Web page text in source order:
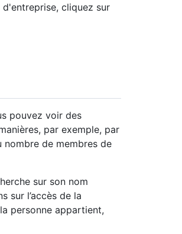
cliquez sur
pouvez voir des
par exemple, par
nombre de membres de
sur son nom
sur l’accès de la
personne appartient,